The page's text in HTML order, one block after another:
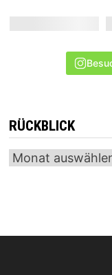
RÜCKBLICK
Archiv